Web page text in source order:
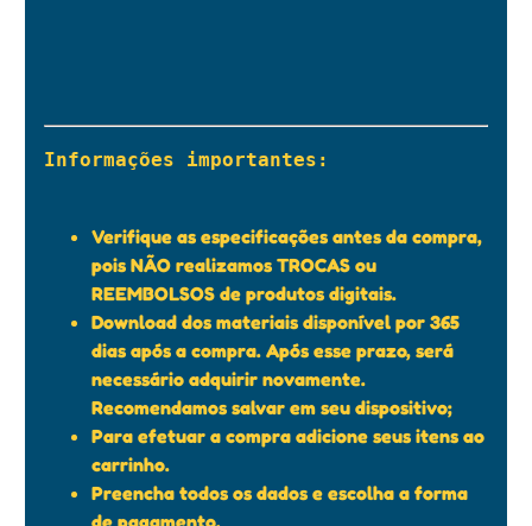
Informações importantes:
Verifique as especificações antes da compra,
pois NÃO realizamos TROCAS ou
REEMBOLSOS de produtos digitais.
Download dos materiais disponível por 365
dias após a compra. Após esse prazo, será
necessário adquirir novamente.
Recomendamos salvar em seu dispositivo;
Para efetuar a compra adicione seus itens ao
carrinho.
Preencha todos os dados e escolha a forma